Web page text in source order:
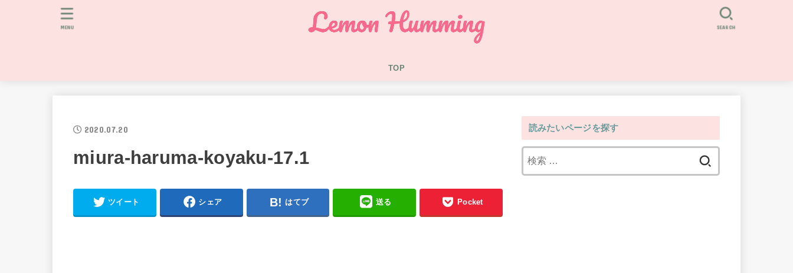
TOP
SEARCH
MENU
2020.07.20
miura-haruma-koyaku-17.1
ツイート シェア はてブ 送る Pocket
読みたいページを探す